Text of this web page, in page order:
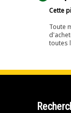
Cette
Toute
toutes